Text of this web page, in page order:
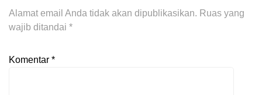
Alamat email Anda tidak akan dipublikasikan. Ruas yang
wajib ditandai *
Komentar *